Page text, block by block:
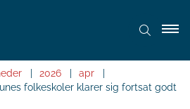
2026
apr
folkeskoler klarer sig fortsat godt